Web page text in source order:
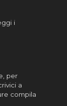
i
per
a
compila